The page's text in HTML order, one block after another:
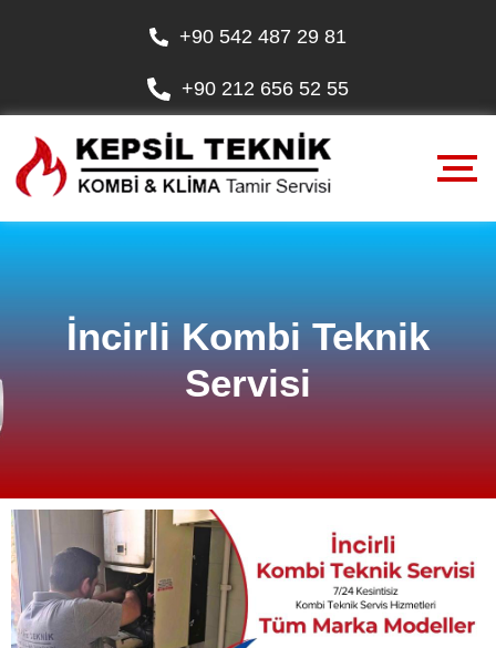
+90 542 487 29 81
+90 212 656 52 55
İncirli Kombi Teknik
Servisi